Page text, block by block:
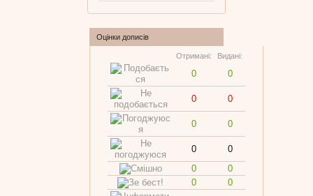
Оцінки дописів
Отримані: Видані:
0 0
0 0
0 0
0
0
0
0
0
0